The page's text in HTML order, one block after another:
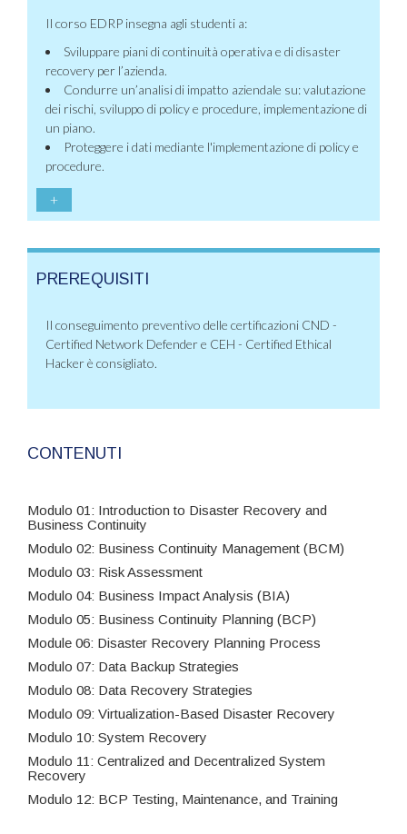
Il corso EDRP insegna agli studenti a:
Sviluppare piani di continuità operativa e di disaster
recovery per l’azienda.
Condurre un’analisi di impatto aziendale su: valutazione
dei rischi, sviluppo di policy e procedure, implementazione di
un piano.
Proteggere i dati mediante l'implementazione di policy e
procedure.
+
PREREQUISITI
Il conseguimento preventivo delle certificazioni CND -
Certified Network Defender e CEH - Certified Ethical
Hacker è consigliato.
CONTENUTI
Modulo 01: Introduction to Disaster Recovery and
Business Continuity
Modulo 02: Business Continuity Management (BCM)
Modulo 03: Risk Assessment
Modulo 04: Business Impact Analysis (BIA)
Modulo 05: Business Continuity Planning (BCP)
Module 06: Disaster Recovery Planning Process
Modulo 07: Data Backup Strategies
Modulo 08: Data Recovery Strategies
Modulo 09: Virtualization-Based Disaster Recovery
Modulo 10: System Recovery
Modulo 11: Centralized and Decentralized System
Recovery
Modulo 12: BCP Testing, Maintenance, and Training